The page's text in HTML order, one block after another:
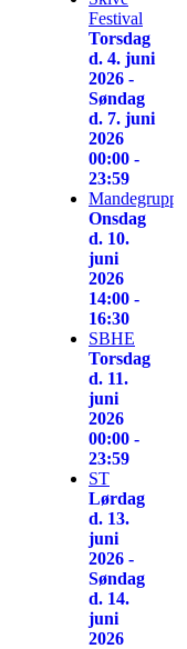
Festival
Torsdag
d. 4. juni
2026 -
Søndag
d. 7. juni
2026
00:00 -
23:59
Mandegruppen
Onsdag
d. 10.
juni
2026
14:00 -
16:30
SBHE
Torsdag
d. 11.
juni
2026
00:00 -
23:59
ST
Lørdag
d. 13.
juni
2026 -
Søndag
d. 14.
juni
2026